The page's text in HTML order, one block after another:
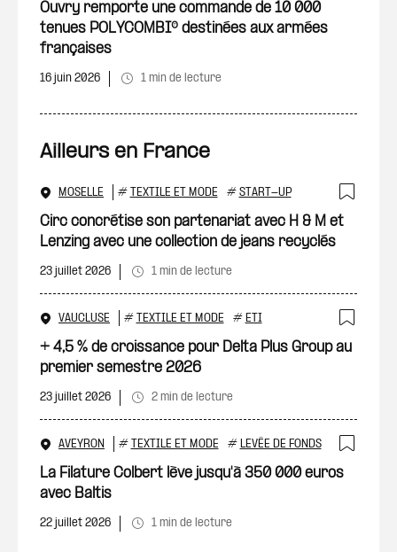
Ouvry remporte une commande de 10 000
tenues POLYCOMBI® destinées aux armées
françaises
16 juin 2026 1 min de lecture
Ailleurs en France
MOSELLE # TEXTILE ET MODE # START-UP
Circ concrétise son partenariat avec H & M et
Lenzing avec une collection de jeans recyclés
23 juillet 2026 1 min de lecture
VAUCLUSE # TEXTILE ET MODE # ETI
+ 4,5 % de croissance pour Delta Plus Group au
premier semestre 2026
23 juillet 2026 2 min de lecture
AVEYRON # TEXTILE ET MODE # LEVÉE DE FONDS
La Filature Colbert lève jusqu'à 350 000 euros
avec Baltis
22 juillet 2026 1 min de lecture